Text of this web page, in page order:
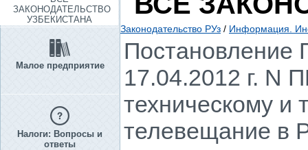
ЗАКОНОДАТЕЛЬСТВО
УЗБЕКИСТАНА
Малое предприятие
Налоги: Вопросы и
ответы
Законодательство РУз / Информация.
Постановление
17.04.2012 г. N
техническому и
телевещание в